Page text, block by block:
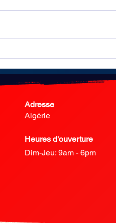
sur
de la
Adresse
Algérie
Heures d'ouverture
Dim-Jeu: 9am - 6pm